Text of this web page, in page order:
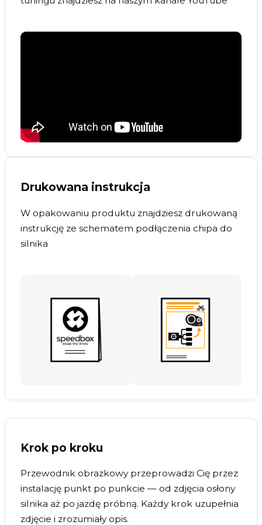
Drukowana instrukcja
W opakowaniu produktu znajdziesz drukowaną
instrukcję ze schematem podłączenia chipa do
silnika
Krok po kroku
Przewodnik obrazkowy przeprowadzi Cię przez
instalację punkt po punkcie — od zdjęcia osłony
silnika aż po jazdę próbną. Każdy krok uzupełnia
zdjęcie i zrozumiały opis.